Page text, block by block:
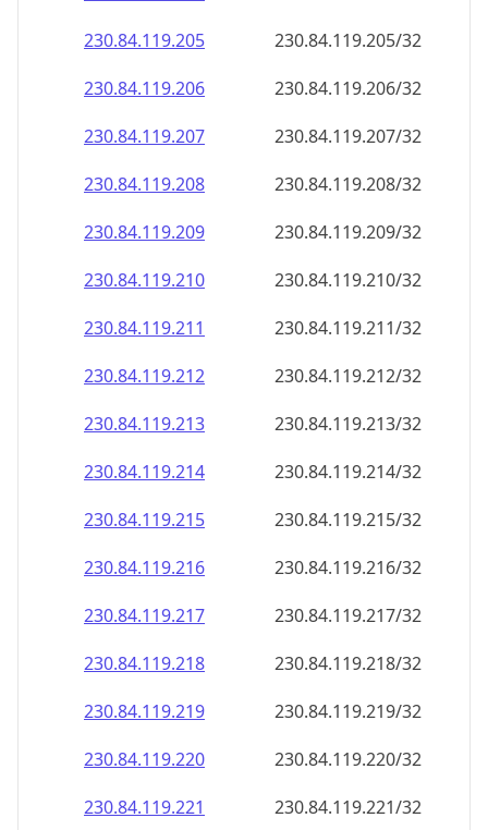
230.84.119.205
230.84.119.205/32
230.84.119.206
230.84.119.206/32
230.84.119.207
230.84.119.207/32
230.84.119.208
230.84.119.208/32
230.84.119.209
230.84.119.209/32
230.84.119.210
230.84.119.210/32
230.84.119.211
230.84.119.211/32
230.84.119.212
230.84.119.212/32
230.84.119.213
230.84.119.213/32
230.84.119.214
230.84.119.214/32
230.84.119.215
230.84.119.215/32
230.84.119.216
230.84.119.216/32
230.84.119.217
230.84.119.217/32
230.84.119.218
230.84.119.218/32
230.84.119.219
230.84.119.219/32
230.84.119.220
230.84.119.220/32
230.84.119.221
230.84.119.221/32